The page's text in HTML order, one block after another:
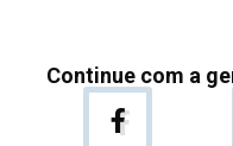
Continue com a